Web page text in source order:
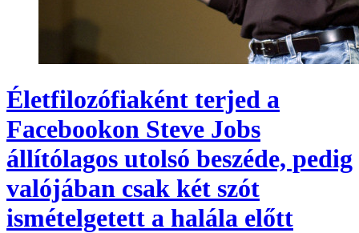
Életfilozófiaként terjed a
Facebookon Steve Jobs
állítólagos utolsó beszéde, pedig
valójában csak két szót
ismételgetett a halála előtt